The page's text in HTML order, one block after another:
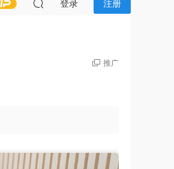
登录 注册
推广